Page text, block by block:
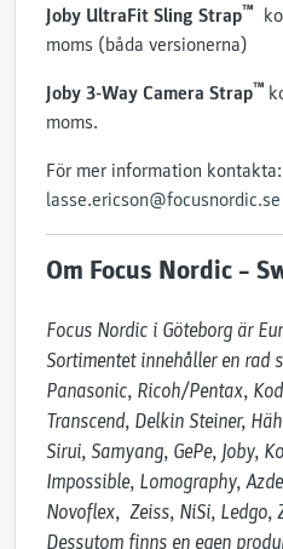
Joby UltraFit Sling Strap™
moms (båda versionerna)
Joby 3-Way Camera Strap™
moms.
För mer information kontakta:
lasse.ericson@focusnordic.se
Om Focus Nordic –
Focus Nordic i Göteborg är
Sortimentet innehåller en rad
Panasonic, Ricoh/Pentax,
Transcend, Delkin Steiner,
Sirui, Samyang, GePe, Joby,
Impossible, Lomography,
Novoflex,  Zeiss, NiSi, Ledgo,
Dessutom finns en egen